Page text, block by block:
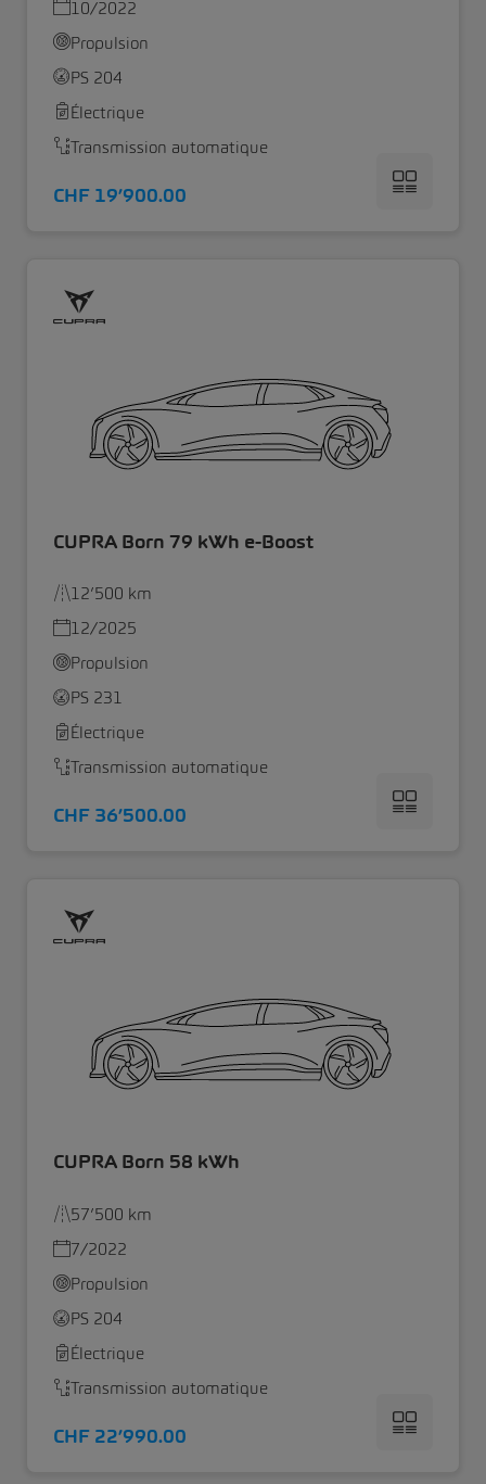
10/2022
Propulsion
PS 204
Électrique
Transmission automatique
CHF 19’900.00
CUPRA Born 79 kWh e-Boost
12’500 km
12/2025
Propulsion
PS 231
Électrique
Transmission automatique
CHF 36’500.00
CUPRA Born 58 kWh
57’500 km
7/2022
Propulsion
PS 204
Électrique
Transmission automatique
CHF 22’990.00